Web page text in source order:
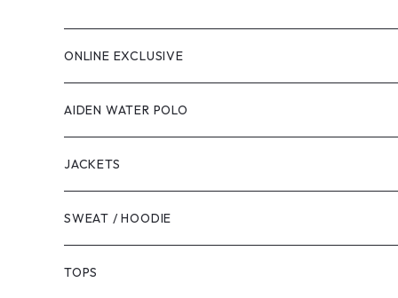
ONLINE EXCLUSIVE
AIDEN WATER POLO
JACKETS
SWEAT / HOODIE
TOPS